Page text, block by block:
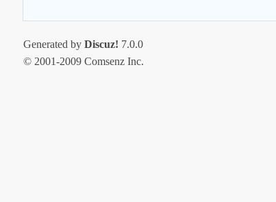
Generated by Discuz! 7.0.0
© 2001-2009 Comsenz Inc.